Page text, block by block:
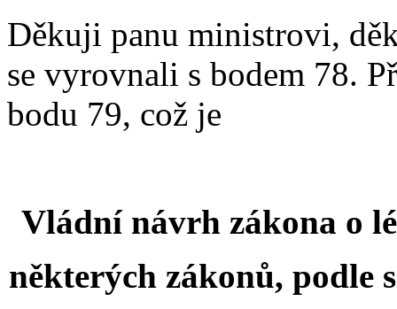
Děkuji panu ministrovi,
se vyrovnali s bodem 78.
bodu 79, což je
Vládní návrh zákona o
některých zákonů, podle